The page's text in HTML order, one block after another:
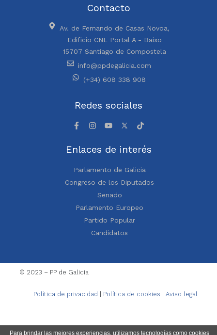
Contacto
Av. de Fernando de Casas Novoa,
Edificio CNL Portal A - Baixo
15707 Santiago de Compostela
info@ppdegalicia.com
(+34) 608 338 908
Redes sociales
Enlaces de interés
Parlamento de Galicia
Congreso de los Diputados
Senado
Parlamento Europeo
Partido Popular
Candidatos
© 2023 – PP de Galicia
Política de privacidad Política de cookies Aviso legal
Para brindar las mejores experiencias, utilizamos tecnologías como cookies